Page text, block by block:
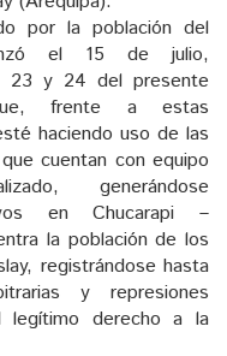
por la población del
el 15 de julio,
23 y 24 del presente
frente a estas
haciendo uso de las
cuentan con equipo
generándose
en Chucarapi –
la población de los
registrándose hasta
y represiones
legítimo derecho a la